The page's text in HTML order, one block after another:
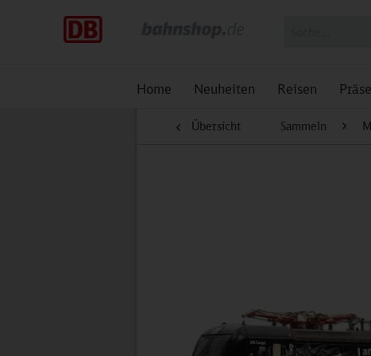
Home Neuheiten Reisen
Übersicht Sammeln